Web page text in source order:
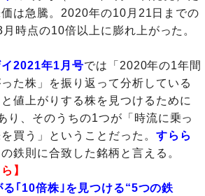
は急騰。2020年の10月21日までの
時点の10倍以上に膨れ上がった。
2021年1月号では「2020年の1年間
た株」を振り返って分析している
値上がりする株を見つけるために
り、そのうちの1つが「時流に乗っ
買う」ということだった。 すらら
鉄則に合致した銘柄と言える。
】
｢10倍株｣を見つける“5つの鉄